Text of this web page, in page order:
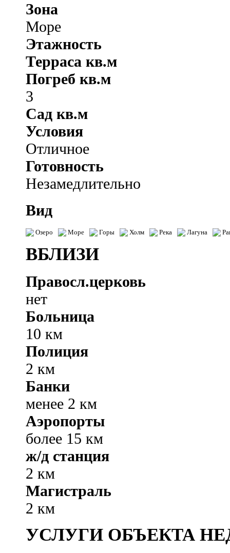
Зона
Море
Этажность
Терраса кв.м
Погреб кв.м
3
Сад кв.м
Условия
Отличное
Готовность
Незамедлительно
Вид
Озеро Море Горы Холм Река Лагуна
ВБЛИЗИ
Правосл.церковь
нет
Больница
10 км
Полиция
2 км
Банки
менее 2 км
Аэропорты
более 15 км
ж/д станция
2 км
Магистраль
2 км
УСЛУГИ ОБЪЕКТА